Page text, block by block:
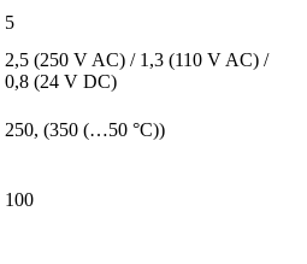
5
2,5 (250 V AC) / 1,3 (110 V AC) /
0,8 (24 V DC)
250, (350 (…50 °C))
100